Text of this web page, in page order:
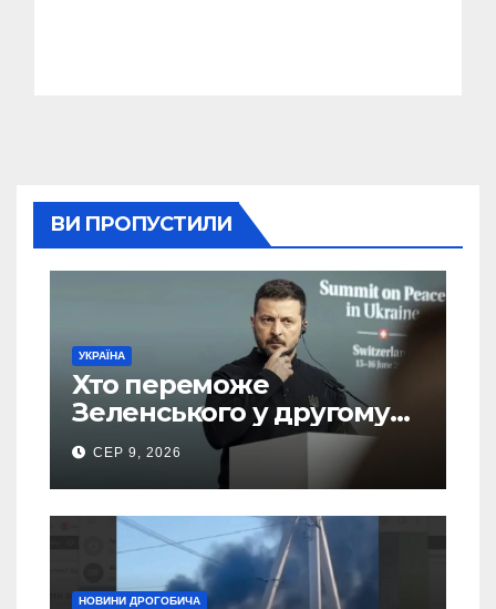
ВИ ПРОПУСТИЛИ
УКРАЇНА
Хто переможе
Зеленського у другому
турі виборів президента
України – новий рейтинг
SOCIS
СЕР 9, 2026
НОВИНИ ДРОГОБИЧА